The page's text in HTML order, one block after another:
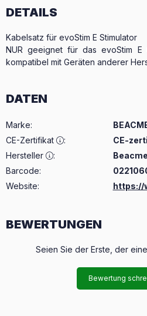
DETAILS
Kabelsatz für evoStim E Stimulator
NUR geeignet für das evoStim E
kompatibel mit Geräten anderer
DATEN
Marke:
CE-Zertifikat
:
CE-
Hersteller
:
Barcode:
Website:
https://
BEWERTUNGEN
Seien Sie der Erste, der
Bewertung